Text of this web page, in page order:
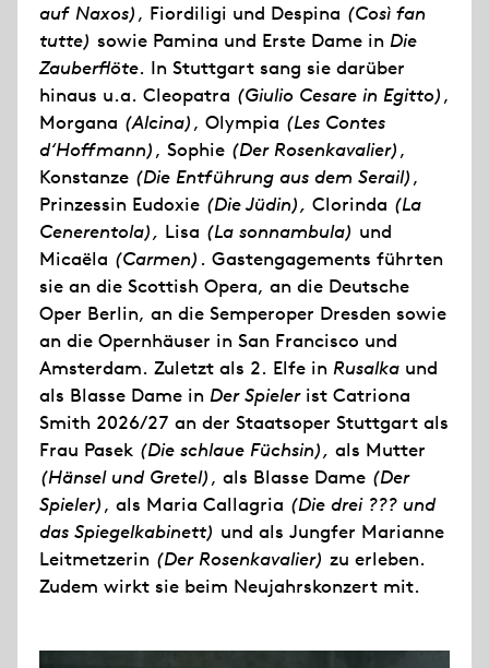
auf Naxos), Fiordiligi und Despina (Così fan
tutte) sowie Pamina und Erste Dame in Die
Zauberflöte. In Stuttgart sang sie darüber
hinaus u.a. Cleopatra (Giulio Cesare in Egitto),
Morgana (Alcina), Olympia (Les Contes
d‘Hoffmann), Sophie (Der Rosenkavalier),
Konstanze (Die Entführung aus dem Serail),
Prinzessin Eudoxie (Die Jüdin), Clorinda (La
Cenerentola), Lisa (La sonnambula) und
Micaëla (Carmen) . Gastengagements führten
sie an die Scottish Opera, an die Deutsche
Oper Berlin, an die Semperoper Dresden sowie
an die Opernhäuser in San Francisco und
Amsterdam. Zuletzt als 2. Elfe in Rusalka und
als Blasse Dame in Der Spielerist Catriona
Smith 2026/27 an der Staatsoper Stuttgart als
Frau Pasek (Die schlaue Füchsin), als Mutter
(Hänsel und Gretel), als Blasse Dame (Der
Spieler), als Maria Callagria (Die drei ??? und
das Spiegelkabinett) und als Jungfer Marianne
Leitmetzerin (Der Rosenkavalier) zu erleben.
Zudem wirkt sie beim Neujahrskonzert mit.